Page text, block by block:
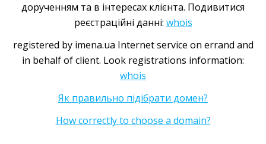
дорученням та в інтересах клієнта. Подивитися
реєстраційні данні: whois
registered by imena.ua Internet service on errand and
in behalf of client. Look registrations information:
whois
Як правильно підібрати домен?
How correctly to choose a domain?